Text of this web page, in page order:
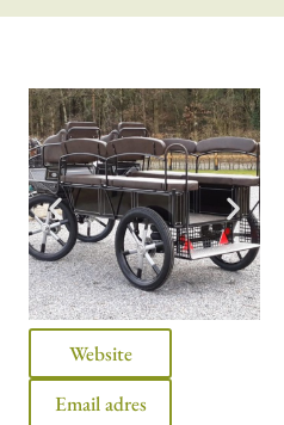
Website
Email adres